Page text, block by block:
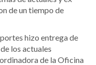
de un tiempo de
hizo entrega de
los actuales
de la Oficina